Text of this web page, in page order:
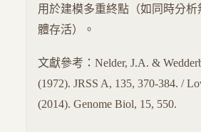
用於建模多重終點（如同時分
體存活）。
文獻參考：Nelder, J.A. &
(1972). JRSS A, 135, 370-384. /
(2014). Genome Biol, 15, 550.